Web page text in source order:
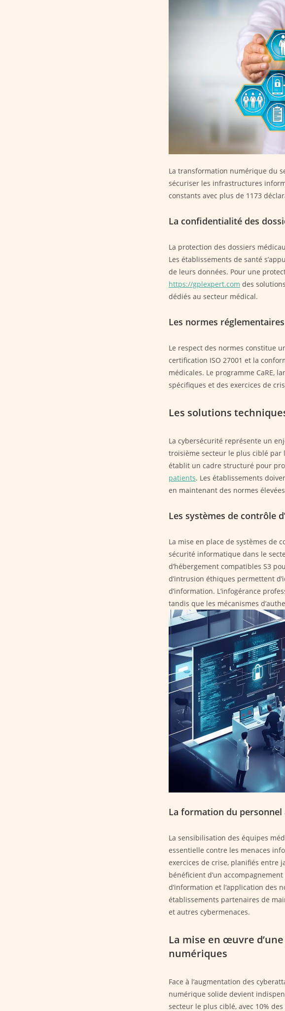
La transformation numérique du
sécuriser les infrastructures
constants avec plus de 1173
La confidentialité des
La protection des dossiers
Les établissements de santé
de leurs données. Pour une
https://gplexpert.com des
dédiés au secteur médical.
Les normes
Le respect des normes constitue
certification ISO 27001 et la
médicales. Le programme CaRE,
spécifiques et des exercices de
Les solutions
La cybersécurité représente un
troisième secteur le plus ciblé par
établit un cadre structuré pour
patients. Les établissements
en maintenant des normes
Les systèmes de contrôle
La mise en place de systèmes de
sécurité informatique dans le
d’hébergement compatibles S3
d’intrusion éthiques permettent
d’information. L’infogérance
tandis que les mécanismes
La formation du
La sensibilisation des équipes
essentielle contre les menaces
exercices de crise, planifiés entre
bénéficient d’un
d’information et l’application des
établissements partenaires de
et autres cybermenaces.
La mise en œuvre
numériques
Face à l’augmentation des
numérique solide devient
secteur le plus ciblé, avec 10%